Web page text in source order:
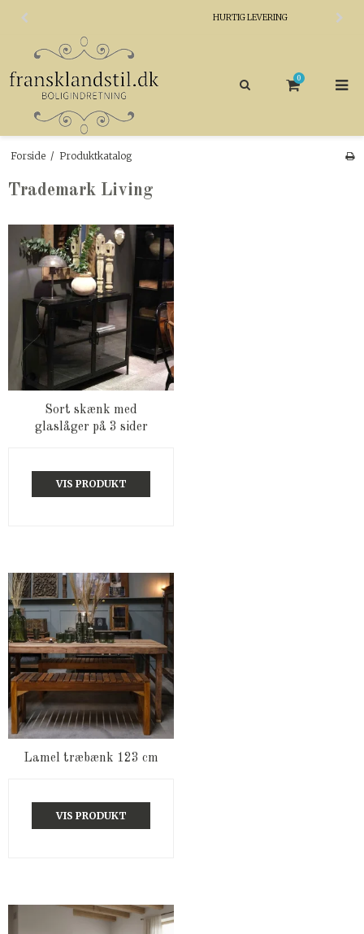
HURTIG LEVERING
0
Forside / Produktkatalog
Trademark Living
Sort skænk med
glaslåger på 3 sider
VIS PRODUKT
Lamel træbænk 123 cm
VIS PRODUKT